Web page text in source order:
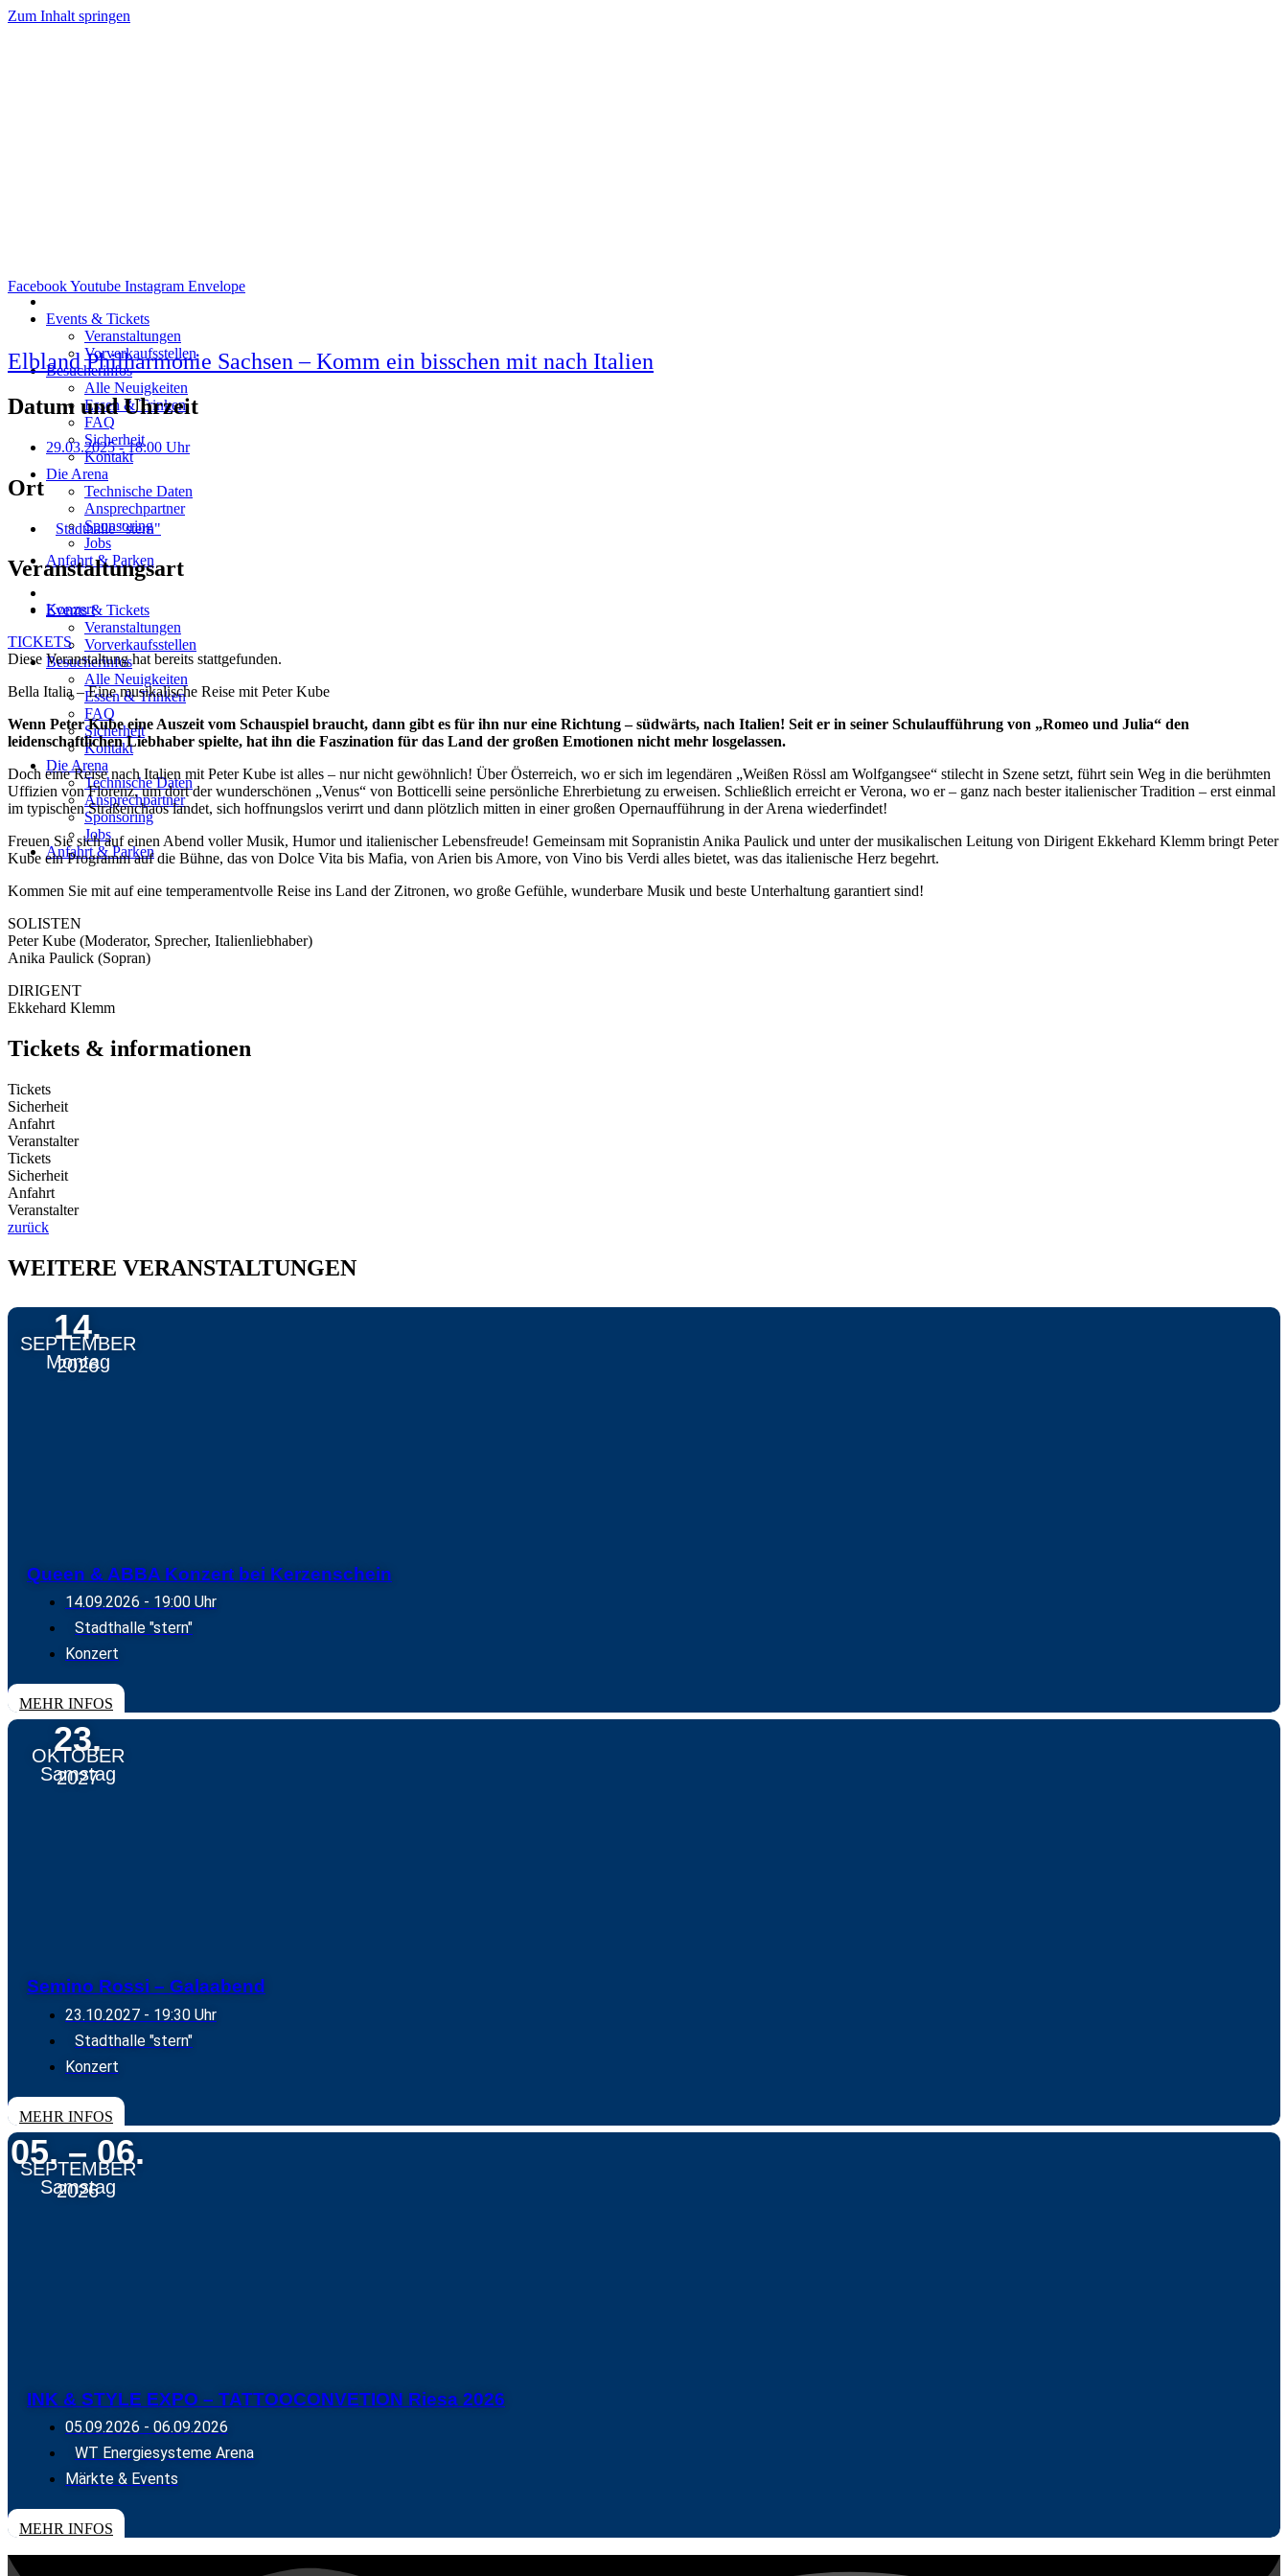
Zum Inhalt springen
Events & Tickets
Veranstaltungen
Vorverkaufsstellen
Besucherinfos
Alle Neuigkeiten
Essen & Trinken
FAQ
Sicherheit
Kontakt
Die Arena
Technische Daten
Ansprechpartner
Sponsoring
Jobs
Anfahrt & Parken
Events & Tickets
Veranstaltungen
Vorverkaufsstellen
Besucherinfos
Alle Neuigkeiten
Essen & Trinken
FAQ
Sicherheit
Kontakt
Die Arena
Technische Daten
Ansprechpartner
Sponsoring
Jobs
Anfahrt & Parken
FacebookYoutube Instagram Envelope
Elbland Philharmonie Sachsen – Komm ein bisschen mit nach Italien
Datum und Uhrzeit
29.03.2025- 18:00 Uhr
Ort
Stadthalle "stern"
Veranstaltungsart
Konzert
TICKETS
Diese Veranstaltung hat bereits stattgefunden.
Bella Italia – Eine musikalische Reise mit Peter Kube
Wenn Peter Kube eine Auszeit vom Schauspiel braucht, dann gibt es für ihn nur eine Richtung – südwärts, nach Italien! Seit er in seiner Schulaufführung von „Romeo und Julia“ den
leidenschaftlichen Liebhaber spielte, hat ihn die Faszination für das Land der großen Emotionen nicht mehr losgelassen.
Doch eine Reise nach Italien mit Peter Kube ist alles – nur nicht gewöhnlich! Über Österreich, wo er sich im legendären „Weißen Rössl am Wolfgangsee“ stilecht in Szene setzt, führt sein Weg in die berühmten
Uffizien von Florenz, um dort der wunderschönen „Venus“ von Botticelli seine persönliche Ehrerbietung zu erweisen. Schließlich erreicht er Verona, wo er – ganz nach bester italienischer Tradition – erst einmal
im typischen Straßenchaos landet, sich hoffnungslos verirrt und dann plötzlich mitten in einer großen Opernaufführung in der Arena wiederfindet!
Freuen Sie sich auf einen Abend voller Musik, Humor und italienischer Lebensfreude! Gemeinsam mit Sopranistin Anika Paulick und unter der musikalischen Leitung von Dirigent Ekkehard Klemm bringt Peter
Kube ein Programm auf die Bühne, das von Dolce Vita bis Mafia, von Arien bis Amore, von Vino bis Verdi alles bietet, was das italienische Herz begehrt.
Kommen Sie mit auf eine temperamentvolle Reise ins Land der Zitronen, wo große Gefühle, wunderbare Musik und beste Unterhaltung garantiert sind!
SOLISTEN
Peter Kube (Moderator, Sprecher, Italienliebhaber)
Anika Paulick (Sopran)
DIRIGENT
Ekkehard Klemm
Tickets & informationen
Tickets
Sicherheit
Anfahrt
Veranstalter
Tickets
Sicherheit
Anfahrt
Veranstalter
zurück
WEITERE VERANSTALTUNGEN
14.
SEPTEMBER
2026
Montag
Queen & ABBA Konzert bei Kerzenschein
14.09.2026 - 19:00 Uhr
Stadthalle "stern"
Konzert
TICKETS
MEHR INFOS
23.
OKTOBER
2027
Samstag
Semino Rossi – Galaabend
23.10.2027 - 19:30 Uhr
Stadthalle "stern"
Konzert
TICKETS
MEHR INFOS
05. – 06.
SEPTEMBER
2026
Samstag
INK & STYLE EXPO – TATTOOCONVETION Riesa 2026
05.09.2026 - 06.09.2026
WT Energiesysteme Arena
Märkte & Events
TICKETS
MEHR INFOS